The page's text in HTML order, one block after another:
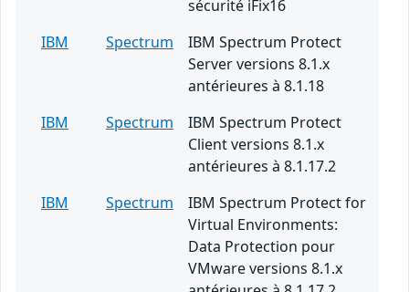
sécurité iFix16
IBM
Spectrum
IBM Spectrum Protect
Server versions 8.1.x
antérieures à 8.1.18
IBM
Spectrum
IBM Spectrum Protect
Client versions 8.1.x
antérieures à 8.1.17.2
IBM
Spectrum
IBM Spectrum Protect for
Virtual Environments:
Data Protection pour
VMware versions 8.1.x